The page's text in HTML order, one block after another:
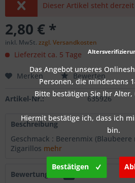
Dieser Artikel steht
2,80 € *
inkl. MwSt. zzgl. Versandkosten
Lieferzeit ca. 5 Tage
Merken Bewerten
Artikel-Nr.: 635926
Beschreibung
Geschmack : Beerenmix
Zigarillos mehr
Bewertungen
Das Angebot unseres
Personen, die mindestens
Bitte bestätigen Sie Ihr
Hiermit bestätige ich, dass ich
bin.
Bestätigen